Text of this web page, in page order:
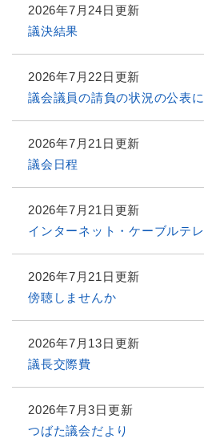
2026年7月24日更新
議決結果
2026年7月22日更新
議会議員の請負の状況の公表
2026年7月21日更新
議会日程
2026年7月21日更新
インターネット・ケーブルテ
2026年7月21日更新
傍聴しませんか
2026年7月13日更新
議長交際費
2026年7月3日更新
つばた議会だより